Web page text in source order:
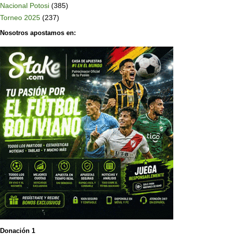
Nacional Potosi (385)
Torneo 2025 (237)
Nosotros apostamos en:
Donación 1